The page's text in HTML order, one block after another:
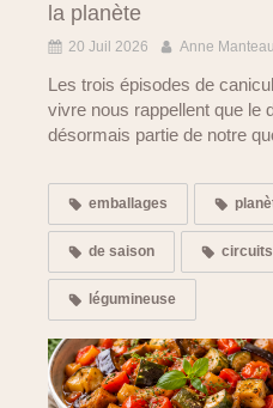
la planète
20 Juil 2026 Anne Manteau
Les trois épisodes de
vivre nous rappellent que le
désormais partie de notre
emballages
de saison
légumineuse